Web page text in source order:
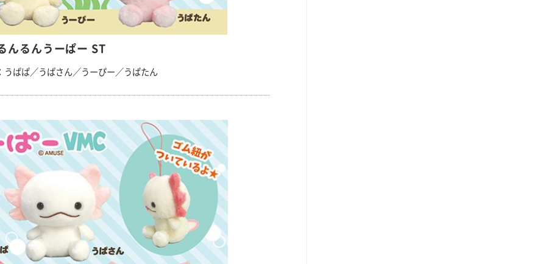
んるんうーぱー ST
うぱぱ／うぱさん／うーぴー／うぱたん